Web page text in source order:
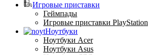
Игровые приставки
Геймпады
Игровые приставки PlayStation
Ноутбуки
Ноутбуки Acer
Ноутбуки Asus